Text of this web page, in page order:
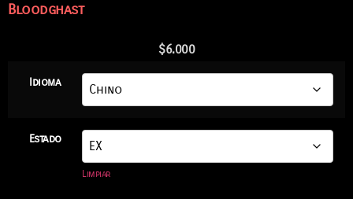
Bloodghast
$6.000
Idioma
Estado
Limpiar